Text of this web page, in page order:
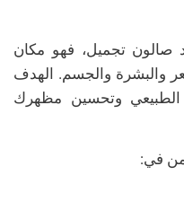
صالون تجميل، فهو مكان
والبشرة والجسم. الهدف
وتحسين مظهرك
في: